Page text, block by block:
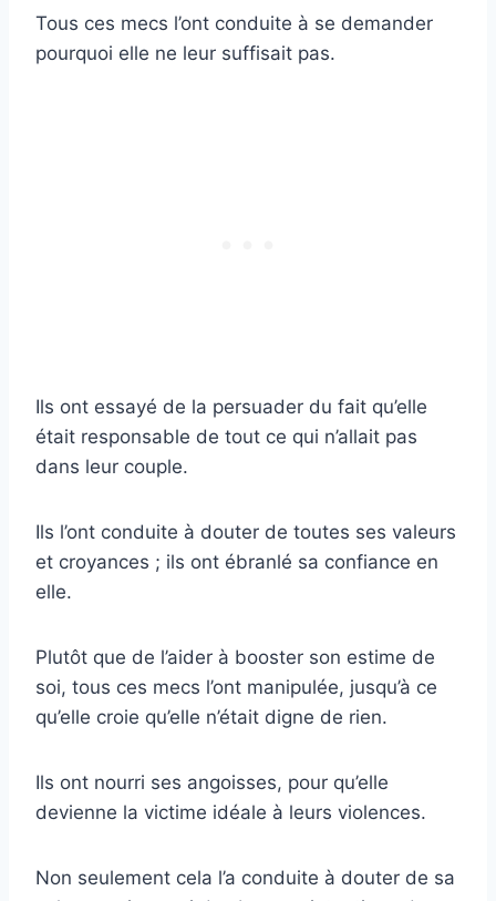
Tous ces mecs l’ont conduite à se demander
pourquoi elle ne leur suffisait pas.
Ils ont essayé de la persuader du fait qu’elle
était responsable de tout ce qui n’allait pas
dans leur couple.
Ils l’ont conduite à douter de toutes ses valeurs
et croyances ; ils ont ébranlé sa confiance en
elle.
Plutôt que de l’aider à booster son estime de
soi, tous ces mecs l’ont manipulée, jusqu’à ce
qu’elle croie qu’elle n’était digne de rien.
Ils ont nourri ses angoisses, pour qu’elle
devienne la victime idéale à leurs violences.
Non seulement cela l’a conduite à douter de sa